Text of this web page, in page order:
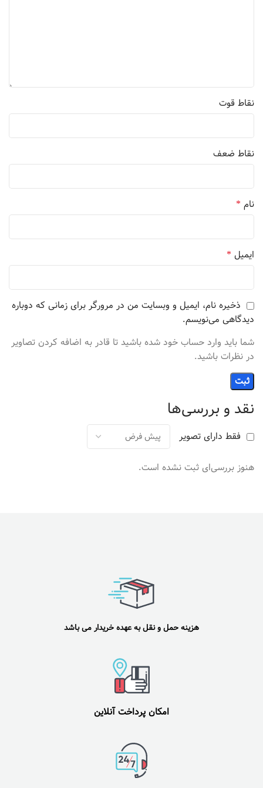
نقد و بررسی‌ها
فقط دارای تصویر
هنوز بررسی‌ای ثبت نشده است.
نقاط قوت
نقاط ضعف
نام *
ایمیل *
ذخیره نام، ایمیل و وبسایت من در مرورگر برای زمانی که دوباره
دیدگاهی می‌نویسم.
شما باید وارد حساب خود شده باشید تا قادر به اضافه کردن تصاویر
در نظرات باشید.
هزینه حمل و نقل به عهده خریدار می باشد
امکان پرداخت آنلاین